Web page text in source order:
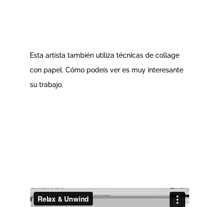
Esta artista también utiliza técnicas de collage
con papel. Cómo podeís ver es muy interesante
su trabajo.